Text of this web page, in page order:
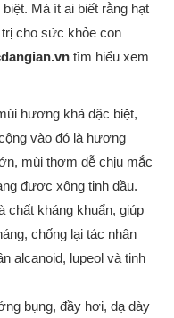
Mà ít ai biết rằng hạt
cho sức khỏe con
tìm hiểu xem
hương khá đặc biệt,
vào đó là hương
mùi thơm dễ chịu mắc
được xông tinh dầu.
chất kháng khuẩn, giúp
chống lại tác nhân
alcanoid, lupeol và tinh
bụng, đầy hơi, dạ dày